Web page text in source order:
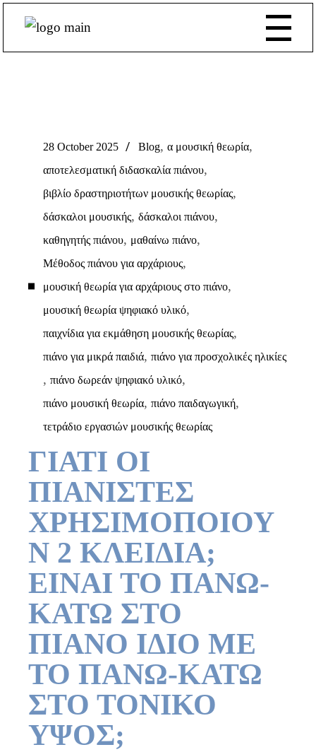
28 October 2025 Blog,α μουσική θεωρία,
αποτελεσματική διδασκαλία πιάνου,
βιβλίο δραστηριοτήτων μουσικής θεωρίας,
δάσκαλοι μουσικής,δάσκαλοι πιάνου,
καθηγητής πιάνου, μαθαίνω πιάνο,
Μέθοδος πιάνου για αρχάριους,
μουσική θεωρία για αρχάριους στο πιάνο,
μουσική θεωρία ψηφιακό υλικό,
παιχνίδια για εκμάθηση μουσικής θεωρίας,
πιάνο για μικρά παιδιά,πιάνο για προσχολικές ηλικίες
,πιάνο δωρεάν ψηφιακό υλικό,
πιάνο μουσική θεωρία,πιάνο παιδαγωγική,
τετράδιο εργασιών μουσικής θεωρίας
ΓΙΑΤΙ ΟΙ
ΠΙΑΝΙΣΤΕΣ
ΧΡΗΣΙΜΟΠΟΙΟΥ
Ν 2 ΚΛΕΙΔΙΑ;
ΕΙΝΑΙ ΤΟ ΠΑΝΩ-
ΚΑΤΩ ΣΤΟ
ΠΙΑΝΟ ΙΔΙΟ ΜΕ
ΤΟ ΠΑΝΩ-ΚΑΤΩ
ΣΤΟ ΤΟΝΙΚΟ
ΥΨΟΣ;